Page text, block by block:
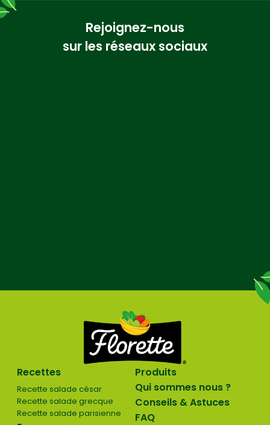
Rejoignez-nous
sur les réseaux sociaux
Recettes
Recette salade césar
Recette salade grecque
Recette salade parisienne
Produits
Qui sommes nous ?
Conseils & Astuces
FAQ